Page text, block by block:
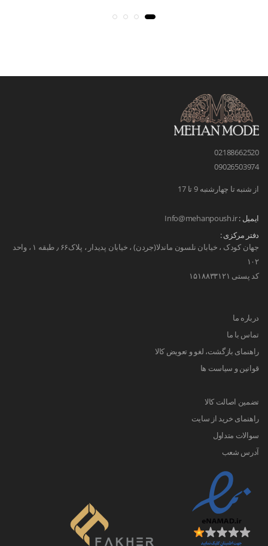
02188662520
09026503974
از شنبه تا چهارشنبه 9 تا 17
ایمیل :Info@mehanpoush.ir
دفتر مرکزی :
جهان کودک ، خیابان نلسون ماندلا(جردن) ، خیابان پدیدار ، پلاک۶۶ ٫ طبقه ۱ ، واحد
۱۰۲
کد پستی ۱۵۱۸۸۳۳۱۲۱
درباره ما
تماس با ما
راهنمای بازگشت، لغو و تعویض کالا
قوانین و سیاست ها
تضمین اصالت کالا
راهنمای خرید از سایت
سوالات متداول
آدرس شعب